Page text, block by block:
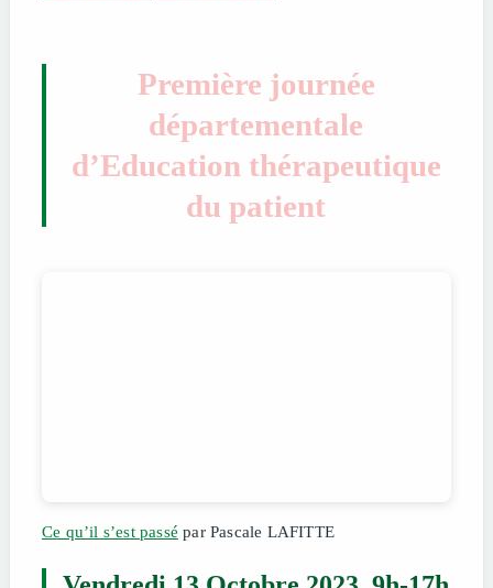
Première journée
départementale
d’Education thérapeutique
du patient
Ce qu’il s’est passé par Pascale LAFITTE